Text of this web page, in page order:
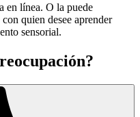
en línea. O la puede
quien desee aprender
sensorial.